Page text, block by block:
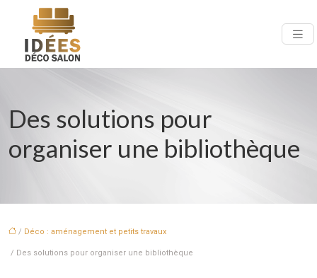
Des solutions pour
organiser une bibliothèque
/ Déco : aménagement et petits travaux
/ Des solutions pour organiser une bibliothèque